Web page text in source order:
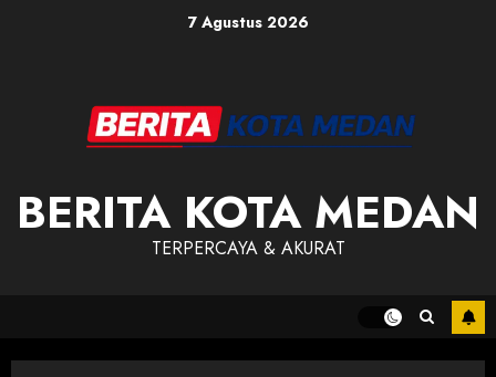
7 Agustus 2026
BERITA KOTA MEDAN
TERPERCAYA & AKURAT